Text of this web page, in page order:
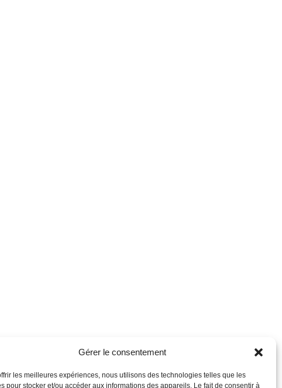
Gérer le consentement
les meilleures expériences, nous utilisons des technologies telles que les
pour stocker et/ou accéder aux informations des appareils. Le fait de consentir à